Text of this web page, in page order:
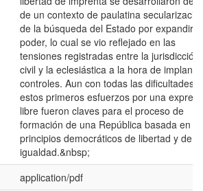
de un contexto de paulatina
de la búsqueda del Estado por expandir
poder, lo cual se vio reflejado en las
tensiones registradas entre la jurisdicción
civil y la eclesiástica a la hora de
controles. Aun con todas las dificultades,
estos primeros esfuerzos por una
libre fueron claves para el proceso de
formación de una República basada en
principios democráticos de libertad y de
igualdad.&nbsp;
application/pdf